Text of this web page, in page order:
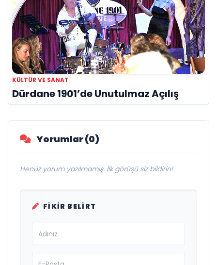
KÜLTÜR VE SANAT
Dürdane 1901’de Unutulmaz Açılış
Yorumlar (0)
Henüz yorum yazılmamış. İlk görüşü siz bildirin!
FIKIR BELIRT